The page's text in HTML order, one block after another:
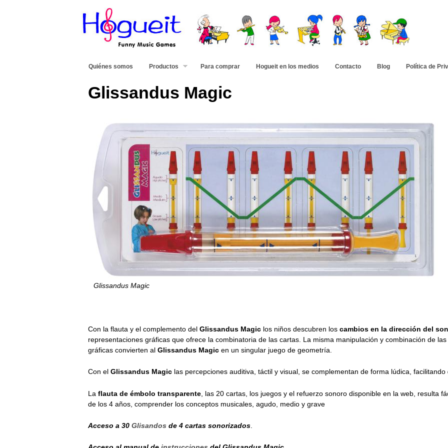
Quiénes somos Productos Para comprar Hogueit en los medios Contacto Blog Política de
Glissandus Magic
Glissandus Magic
Con la flauta y el complemento del Glissandus Magic los niños descubren los cambios en la dirección del
representaciones gráficas que ofrece la combinatoria de las cartas. La misma manipulación y combinación de
gráficas convierten al Glissandus Magic en un singular juego de geometría.
Con el Glissandus Magic las percepciones auditiva, táctil y visual, se complementan de forma lúdica, facilitando
La flauta de émbolo transparente , las 20 cartas, los juegos y el refuerzo sonoro disponible en la web, resulta
de los 4 años, comprender los conceptos musicales, agudo, medio y grave
Acceso a 30 Glisandos de 4 cartas sonorizados